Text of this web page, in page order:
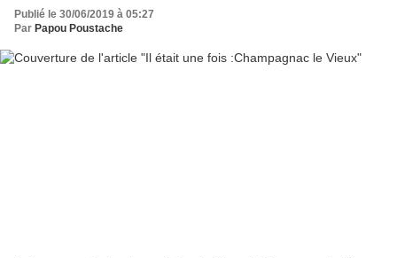
Publié le 30/06/2019 à 05:27
Par Papou Poustache